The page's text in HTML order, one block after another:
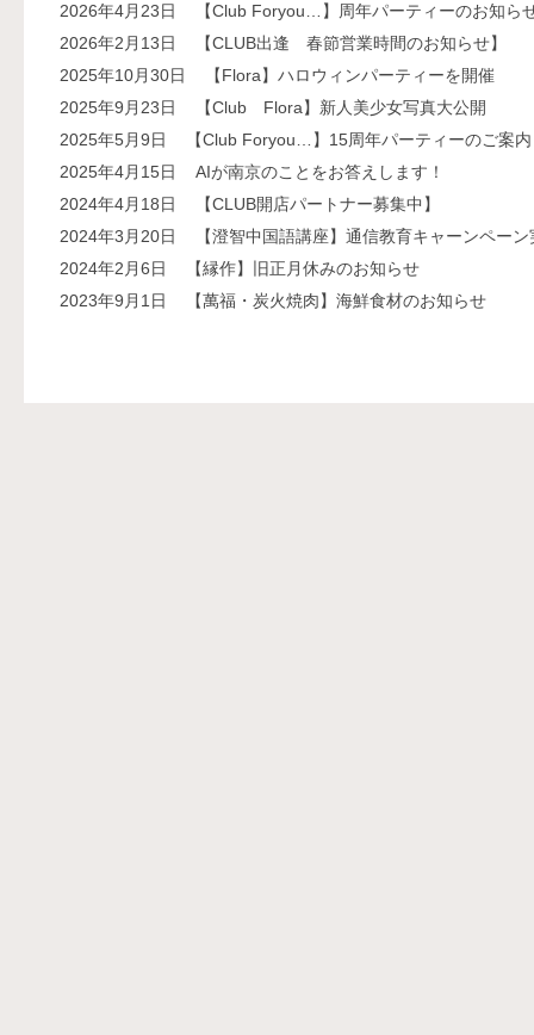
2026年4月23日
【Club Foryou…】周年パーティーのお知ら
2026年2月13日
【CLUB出逢 春節営業時間のお知らせ】
2025年10月30日
【Flora】ハロウィンパーティーを開催
2025年9月23日
【Club Flora】新人美少女写真大公開
2025年5月9日
【Club Foryou…】15周年パーティーのご案内
2025年4月15日
AIが南京のことをお答えします！
2024年4月18日
【CLUB開店パートナー募集中】
2024年3月20日
【澄智中国語講座】通信教育キャーンペー
2024年2月6日
【縁作】旧正月休みのお知らせ
2023年9月1日
【萬福・炭火焼肉】海鮮食材のお知らせ